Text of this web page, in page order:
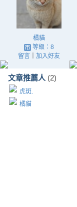
橘貓
等級：8
留言｜ 加入好友
文章推薦人 (2)
虎斑.
橘貓